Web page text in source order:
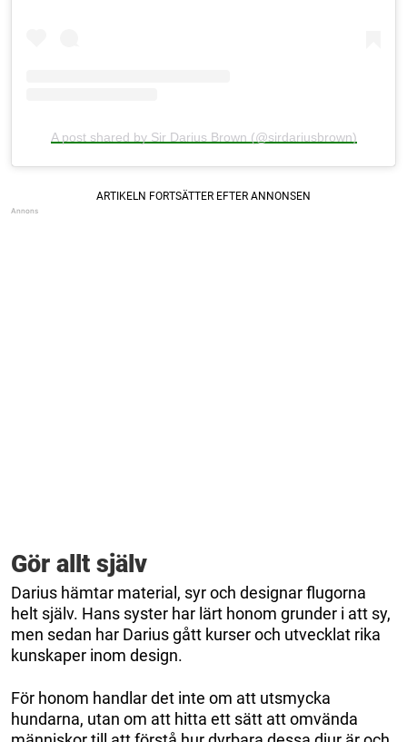
A post shared by Sir Darius Brown (@sirdariusbrown)
Gör allt själv
Darius hämtar material, syr och designar flugorna
helt själv. Hans syster har lärt honom grunder i att sy,
men sedan har Darius gått kurser och utvecklat rika
kunskaper inom design.
För honom handlar det inte om att utsmycka
hundarna, utan om att hitta ett sätt att omvända